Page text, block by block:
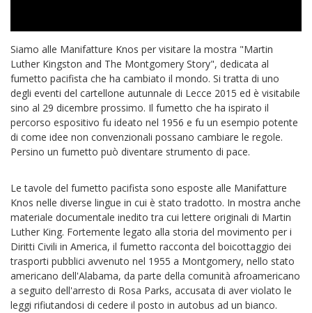
Siamo alle Manifatture Knos per visitare la mostra "Martin
Luther Kingston and The Montgomery Story", dedicata al
fumetto pacifista che ha cambiato il mondo. Si tratta di uno
degli eventi del cartellone autunnale di Lecce 2015 ed è visitabile
sino al 29 dicembre prossimo. Il fumetto che ha ispirato il
percorso espositivo fu ideato nel 1956 e fu un esempio potente
di come idee non convenzionali possano cambiare le regole.
Persino un fumetto può diventare strumento di pace.
Le tavole del fumetto pacifista sono esposte alle Manifatture
Knos nelle diverse lingue in cui è stato tradotto. In mostra anche
materiale documentale inedito tra cui lettere originali di Martin
Luther King. Fortemente legato alla storia del movimento per i
Diritti Civili in America, il fumetto racconta del boicottaggio dei
trasporti pubblici avvenuto nel 1955 a Montgomery, nello stato
americano dell'Alabama, da parte della comunità afroamericano
a seguito dell'arresto di Rosa Parks, accusata di aver violato le
leggi rifiutandosi di cedere il posto in autobus ad un bianco.